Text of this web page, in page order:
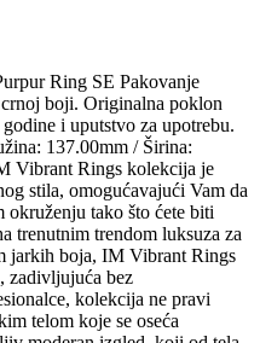
Ring SE Pakovanje
boji. Originalna poklon
i uputstvo za upotrebu.
137.00mm / Širina:
Vibrant Rings kolekcija je
stila, omogućavajući Vam da
okruženju tako što ćete biti
trenutnim trendom luksuza za
jarkih boja, IM Vibrant Rings
zadivljujuća bez
kolekcija ne pravi
telom koje se oseća